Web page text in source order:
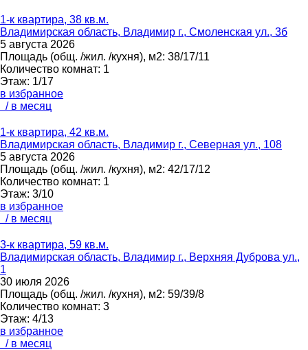
1-к квартира, 38 кв.м.
Владимирская область, Владимир г., Смоленская ул., 3б
5 августа 2026
Площадь (общ. /жил. /кухня), м2: 38/17/11
Количество комнат: 1
Этаж: 1/17
в избранное
/ в месяц
1-к квартира, 42 кв.м.
Владимирская область, Владимир г., Северная ул., 108
5 августа 2026
Площадь (общ. /жил. /кухня), м2: 42/17/12
Количество комнат: 1
Этаж: 3/10
в избранное
/ в месяц
3-к квартира, 59 кв.м.
Владимирская область, Владимир г., Верхняя Дуброва ул.,
1
30 июля 2026
Площадь (общ. /жил. /кухня), м2: 59/39/8
Количество комнат: 3
Этаж: 4/13
в избранное
/ в месяц